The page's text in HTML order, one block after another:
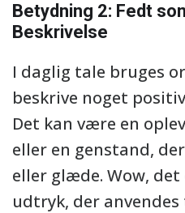
Betydning 2: Fedt
Beskrivelse
I daglig tale bruges
beskrive noget
Det kan være en
eller en genstand,
eller glæde. Wow,
udtryk, der